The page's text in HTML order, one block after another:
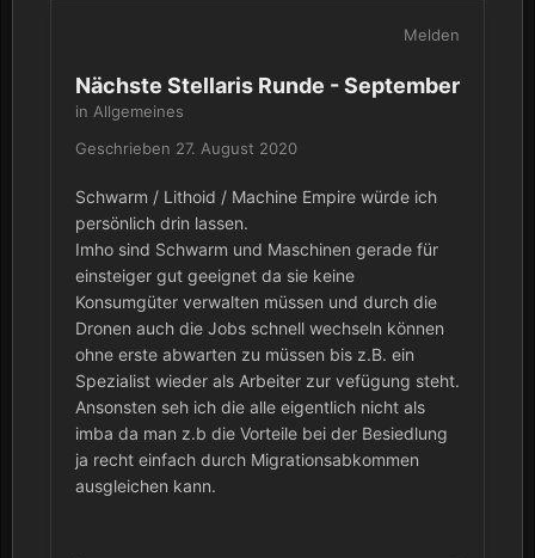
Melden
Nächste Stellaris Runde - September
in Allgemeines
Geschrieben 27. August 2020
Schwarm / Lithoid / Machine Empire würde ich
persönlich drin lassen.
Imho sind Schwarm und Maschinen gerade für
einsteiger gut geeignet da sie keine
Konsumgüter verwalten müssen und durch die
Dronen auch die Jobs schnell wechseln können
ohne erste abwarten zu müssen bis z.B. ein
Spezialist wieder als Arbeiter zur vefügung steht.
Ansonsten seh ich die alle eigentlich nicht als
imba da man z.b die Vorteile bei der Besiedlung
ja recht einfach durch Migrationsabkommen
ausgleichen kann.